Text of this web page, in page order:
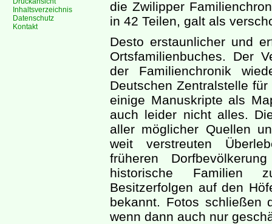
Inhaltsverzeichnis
Datenschutz
Kontakt
die Zwilipper
in 42 Teilen, galt als
Desto erstaunlicher und
Ortsfamilienbuches. Der
der Familienchronik
Deutschen Zentralstelle
einige Manuskripte als
auch leider nicht alles.
aller möglicher Quellen
weit verstreuten
früheren
historische Familien
Besitzerfolgen auf den
bekannt. Fotos schließen
wenn dann auch nur